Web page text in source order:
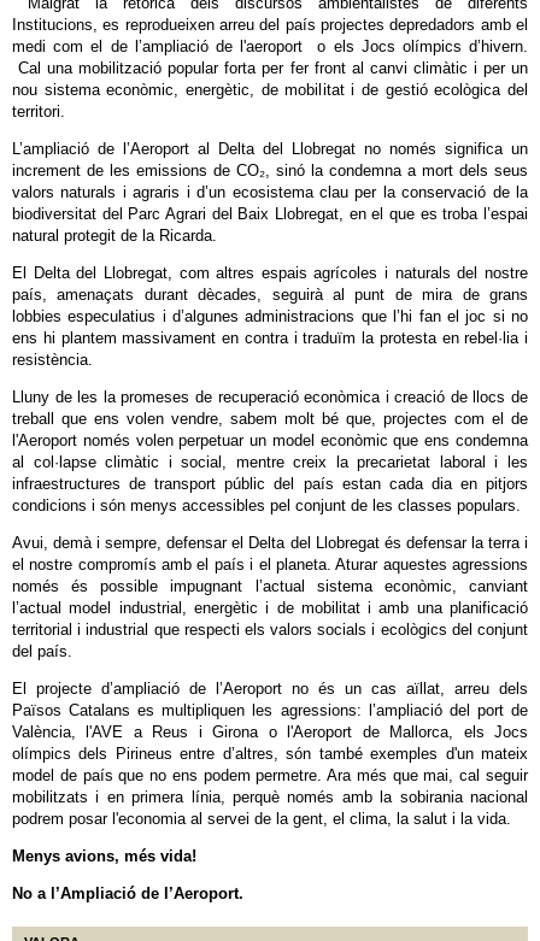
Institucions, es reprodueixen arreu del país projectes depredadors amb el
medi com el de l’ampliació de l'aeroport o els Jocs olímpics d’hivern.
Cal una mobilització popular forta per fer front al canvi climàtic i per un
nou sistema econòmic, energètic, de mobilitat i de gestió ecològica del
territori.
L’ampliació de l’Aeroport al Delta del Llobregat no només significa un
increment de les emissions de CO₂, sinó la condemna a mort dels seus
valors naturals i agraris i d’un ecosistema clau per la conservació de la
biodiversitat del Parc Agrari del Baix Llobregat, en el que es troba l’espai
natural protegit de la Ricarda.
El Delta del Llobregat, com altres espais agrícoles i naturals del nostre
país, amenaçats durant dècades, seguirà al punt de mira de grans
lobbies especulatius i d’algunes administracions que l’hi fan el joc si no
ens hi plantem massivament en contra i traduïm la protesta en rebel·lia i
resistència.
Lluny de les la promeses de recuperació econòmica i creació de llocs de
treball que ens volen vendre, sabem molt bé que, projectes com el de
l'Aeroport només volen perpetuar un model econòmic que ens condemna
al col·lapse climàtic i social, mentre creix la precarietat laboral i les
infraestructures de transport públic del país estan cada dia en pitjors
condicions i són menys accessibles pel conjunt de les classes populars.
Avui, demà i sempre, defensar el Delta del Llobregat és defensar la terra i
el nostre compromís amb el país i el planeta. Aturar aquestes agressions
només és possible impugnant l’actual sistema econòmic, canviant
l’actual model industrial, energètic i de mobilitat i amb una planificació
territorial i industrial que respecti els valors socials i ecològics del conjunt
del país.
El projecte d’ampliació de l’Aeroport no és un cas aïllat, arreu dels
Països Catalans es multipliquen les agressions: l’ampliació del port de
València, l'AVE a Reus i Girona o l'Aeroport de Mallorca, els Jocs
olímpics dels Pirineus entre d’altres, són també exemples d'un mateix
model de país que no ens podem permetre. Ara més que mai, cal seguir
mobilitzats i en primera línia, perquè només amb la sobirania nacional
podrem posar l'economia al servei de la gent, el clima, la salut i la vida.
Menys avions, més vida!
No a l’Ampliació de l’Aeroport.